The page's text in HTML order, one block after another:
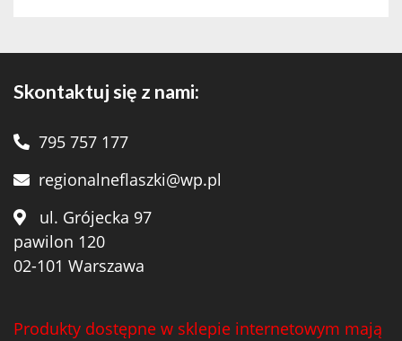
Skontaktuj się z nami:
795 757 177
regionalneflaszki@wp.pl
ul. Grójecka 97
pawilon 120
02-101 Warszawa
Produkty dostępne w sklepie internetowym mają